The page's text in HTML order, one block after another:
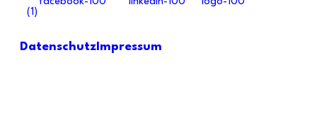
Datenschutz Impressum